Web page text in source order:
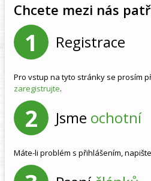
Chcete mezi nás
1 Registrace
Pro vstup na tyto stránky se prosím
zaregistrujte.
2 Jsme ochotní
Máte-li problém s přihlášením,